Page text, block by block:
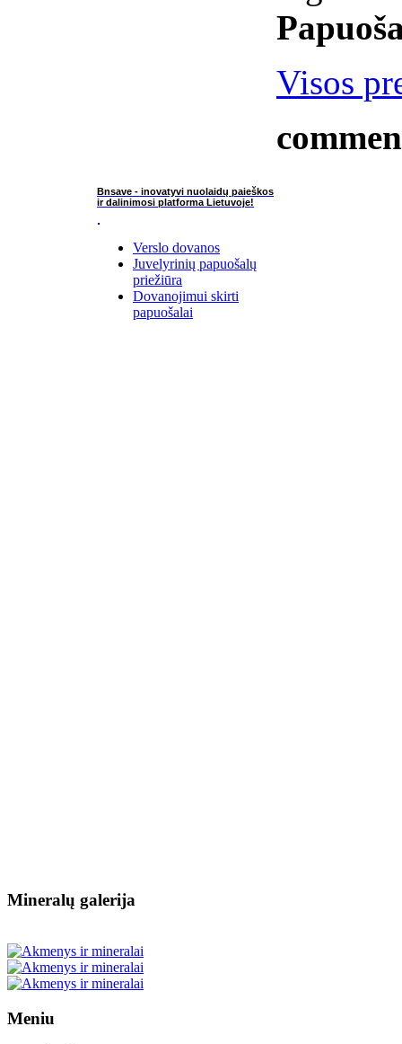
Visos
Bnsave - inovatyvi nuolaidų paieškos
ir dalinimosi platforma Lietuvoje!
Verslo dovanos
Juvelyrinių papuošalų
priežiūra
Dovanojimui skirti
papuošalai
Mineralų galerija
Meniu